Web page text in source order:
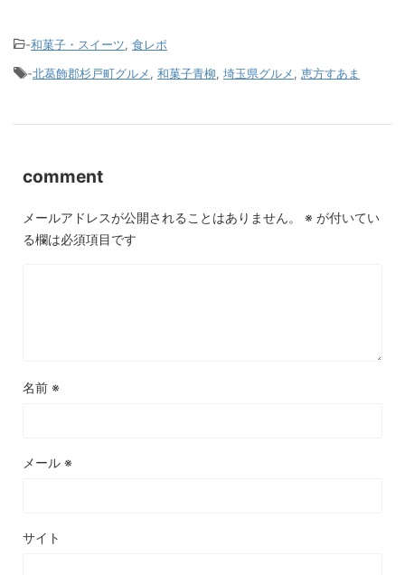
-和菓子・スイーツ, 食レポ
-北葛飾郡杉戸町グルメ, 和菓子青柳, 埼玉県グルメ, 恵方すあま
comment
メールアドレスが公開されることはありません。 ※ が付いてい
る欄は必須項目です
名前 ※
メール ※
サイト